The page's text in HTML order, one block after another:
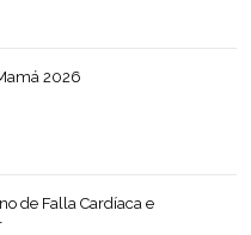
2026
de Falla Cardíaca e